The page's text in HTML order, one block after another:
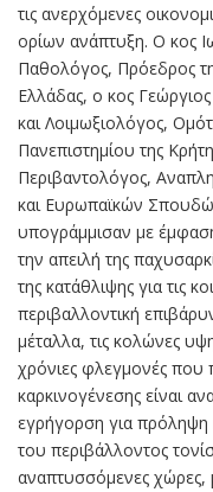
τις ανερχόμενες
ορίων ανάπτυξη. Ο κος
Παθολόγος, Πρόεδρος
Ελλάδας, ο κος
και Λοιμωξιολόγος,
Πανεπιστημίου της
Περιβαντολόγος,
και Ευρωπαϊκών
υπογράμμισαν με
την απειλή της
της κατάθλιψης για τις
περιβαλλοντική
μέταλλα, τις κολώνες
χρόνιες φλεγμονές που
καρκινογένεσης είναι
εγρήγορση για
του περιβάλλοντος
αναπτυσσόμενες χώρες,